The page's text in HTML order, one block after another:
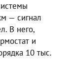
— сигнал
В него,
и
10 тыс.